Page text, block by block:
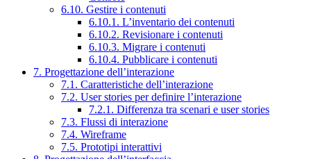
6.10. Gestire i contenuti
6.10.1. L’inventario dei contenuti
6.10.2. Revisionare i contenuti
6.10.3. Migrare i contenuti
6.10.4. Pubblicare i contenuti
7. Progettazione dell’interazione
7.1. Caratteristiche dell’interazione
7.2. User stories per definire l’interazione
7.2.1. Differenza tra scenari e user stories
7.3. Flussi di interazione
7.4. Wireframe
7.5. Prototipi interattivi